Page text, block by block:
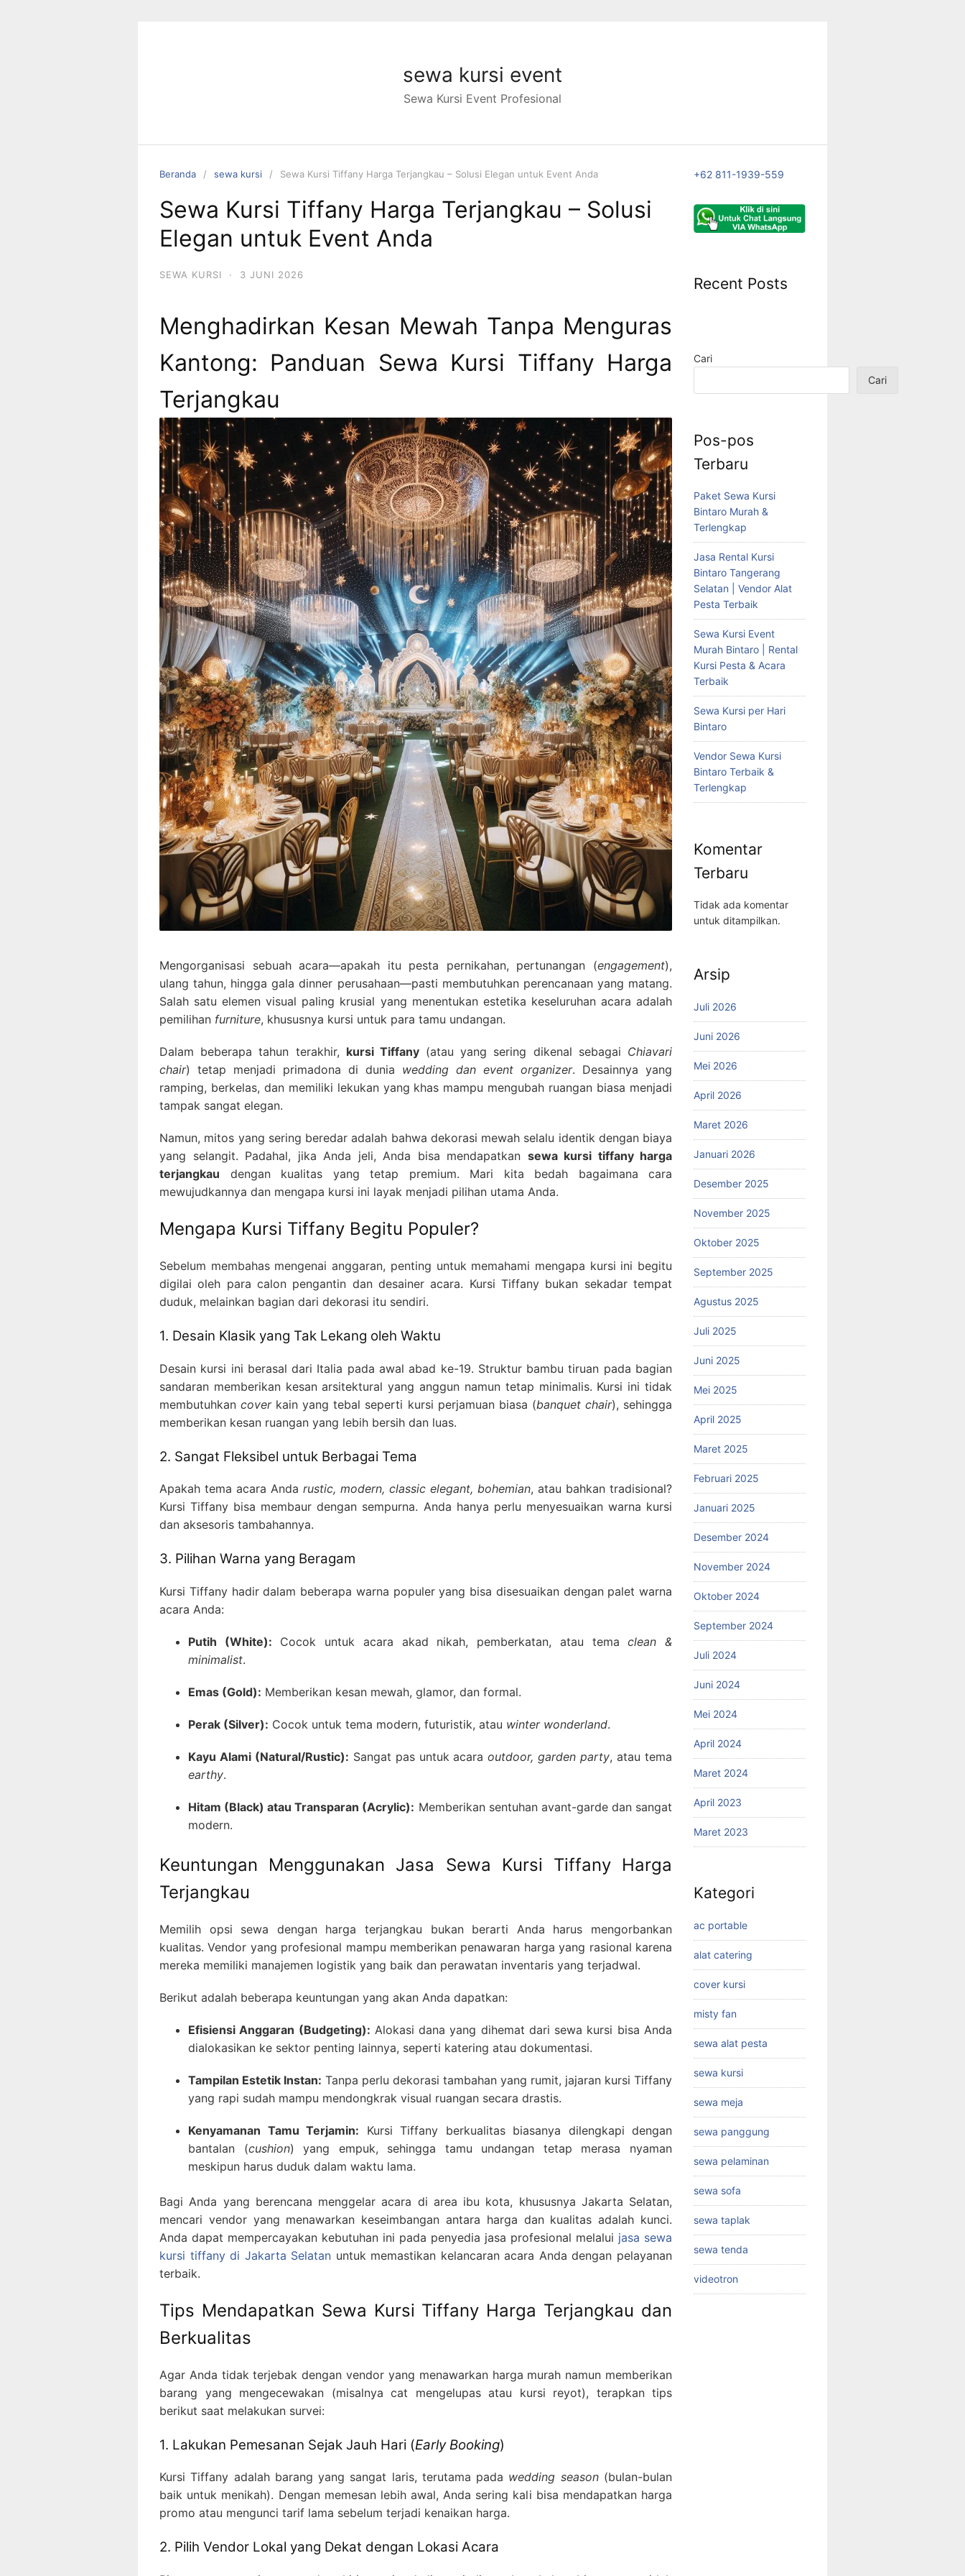
sewa kursi event
Sewa Kursi Event Profesional
Beranda sewa kursi Sewa Kursi Tiffany Harga Terjangkau – Solusi Elegan untuk Event Anda
Sewa Kursi Tiffany Harga Terjangkau – Solusi
Elegan untuk Event Anda
SEWA KURSI · 3 JUNI 2026
Menghadirkan Kesan Mewah Tanpa Menguras
Kantong: Panduan Sewa Kursi Tiffany Harga
Terjangkau
Mengorganisasi sebuah acara—apakah itu pesta pernikahan, pertunangan (engagement),
ulang tahun, hingga gala dinner perusahaan—pasti membutuhkan perencanaan yang matang.
Salah satu elemen visual paling krusial yang menentukan estetika keseluruhan acara adalah
pemilihan furniture, khususnya kursi untuk para tamu undangan.
Dalam beberapa tahun terakhir, kursi Tiffany(atau yang sering dikenal sebagai Chiavari
chair) tetap menjadi primadona di dunia wedding dan event organizer. Desainnya yang
ramping, berkelas, dan memiliki lekukan yang khas mampu mengubah ruangan biasa menjadi
tampak sangat elegan.
Namun, mitos yang sering beredar adalah bahwa dekorasi mewah selalu identik dengan biaya
yang selangit. Padahal, jika Anda jeli, Anda bisa mendapatkan sewa kursi tiffany harga
terjangkau dengan kualitas yang tetap premium. Mari kita bedah bagaimana cara
mewujudkannya dan mengapa kursi ini layak menjadi pilihan utama Anda.
Mengapa Kursi Tiffany Begitu Populer?
Sebelum membahas mengenai anggaran, penting untuk memahami mengapa kursi ini begitu
digilai oleh para calon pengantin dan desainer acara. Kursi Tiffany bukan sekadar tempat
duduk, melainkan bagian dari dekorasi itu sendiri.
1. Desain Klasik yang Tak Lekang oleh Waktu
Desain kursi ini berasal dari Italia pada awal abad ke-19. Struktur bambu tiruan pada bagian
sandaran memberikan kesan arsitektural yang anggun namun tetap minimalis. Kursi ini tidak
membutuhkancoverkain yang tebal seperti kursi perjamuan biasa (banquet chair), sehingga
memberikan kesan ruangan yang lebih bersih dan luas.
2. Sangat Fleksibel untuk Berbagai Tema
Apakah tema acara Anda rustic, modern, classic elegant, bohemian, atau bahkan tradisional?
Kursi Tiffany bisa membaur dengan sempurna. Anda hanya perlu menyesuaikan warna kursi
dan aksesoris tambahannya.
3. Pilihan Warna yang Beragam
Kursi Tiffany hadir dalam beberapa warna populer yang bisa disesuaikan dengan palet warna
acara Anda:
Putih (White): Cocok untuk acara akad nikah, pemberkatan, atau temaclean &
minimalist.
Emas (Gold): Memberikan kesan mewah, glamor, dan formal.
Perak (Silver): Cocok untuk tema modern, futuristik, atau winter wonderland.
Kayu Alami (Natural/Rustic): Sangat pas untuk acaraoutdoor, garden party, atau tema
earthy.
Hitam (Black) atau Transparan (Acrylic): Memberikan sentuhan avant-garde dan sangat
modern.
Keuntungan Menggunakan Jasa Sewa Kursi Tiffany Harga
Terjangkau
Memilih opsi sewa dengan harga terjangkau bukan berarti Anda harus mengorbankan
kualitas. Vendor yang profesional mampu memberikan penawaran harga yang rasional karena
mereka memiliki manajemen logistik yang baik dan perawatan inventaris yang terjadwal.
Berikut adalah beberapa keuntungan yang akan Anda dapatkan:
Efisiensi Anggaran (Budgeting): Alokasi dana yang dihemat dari sewa kursi bisa Anda
dialokasikan ke sektor penting lainnya, seperti katering atau dokumentasi.
Tampilan Estetik Instan: Tanpa perlu dekorasi tambahan yang rumit, jajaran kursi Tiffany
yang rapi sudah mampu mendongkrak visual ruangan secara drastis.
Kenyamanan Tamu Terjamin: Kursi Tiffany berkualitas biasanya dilengkapi dengan
bantalan (cushion) yang empuk, sehingga tamu undangan tetap merasa nyaman
meskipun harus duduk dalam waktu lama.
Bagi Anda yang berencana menggelar acara di area ibu kota, khususnya Jakarta Selatan,
mencari vendor yang menawarkan keseimbangan antara harga dan kualitas adalah kunci.
Anda dapat mempercayakan kebutuhan ini pada penyedia jasa profesional melalui jasa sewa
kursi tiffany di Jakarta Selatan untuk memastikan kelancaran acara Anda dengan pelayanan
terbaik.
Tips Mendapatkan Sewa Kursi Tiffany Harga Terjangkau dan
Berkualitas
Agar Anda tidak terjebak dengan vendor yang menawarkan harga murah namun memberikan
barang yang mengecewakan (misalnya cat mengelupas atau kursi reyot), terapkan tips
berikut saat melakukan survei:
1. Lakukan Pemesanan Sejak Jauh Hari (Early Booking)
Kursi Tiffany adalah barang yang sangat laris, terutama pada wedding season(bulan-bulan
baik untuk menikah). Dengan memesan lebih awal, Anda sering kali bisa mendapatkan harga
promo atau mengunci tarif lama sebelum terjadi kenaikan harga.
2. Pilih Vendor Lokal yang Dekat dengan Lokasi Acara
+62 811-1939-559
Recent Posts
Cari
Cari
Pos-pos
Terbaru
Paket Sewa Kursi
Bintaro Murah &
Terlengkap
Jasa Rental Kursi
Bintaro Tangerang
Selatan | Vendor Alat
Pesta Terbaik
Sewa Kursi Event
Murah Bintaro | Rental
Kursi Pesta & Acara
Terbaik
Sewa Kursi per Hari
Bintaro
Vendor Sewa Kursi
Bintaro Terbaik &
Terlengkap
Komentar
Terbaru
Tidak ada komentar
untuk ditampilkan.
Arsip
Juli 2026
Juni 2026
Mei 2026
April 2026
Maret 2026
Januari 2026
Desember 2025
November 2025
Oktober 2025
September 2025
Agustus 2025
Juli 2025
Juni 2025
Mei 2025
April 2025
Maret 2025
Februari 2025
Januari 2025
Desember 2024
November 2024
Oktober 2024
September 2024
Juli 2024
Juni 2024
Mei 2024
April 2024
Maret 2024
April 2023
Maret 2023
Kategori
ac portable
alat catering
cover kursi
misty fan
sewa alat pesta
sewa kursi
sewa meja
sewa panggung
sewa pelaminan
sewa sofa
sewa taplak
sewa tenda
videotron